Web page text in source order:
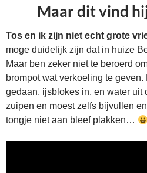
Maar dit vind
Tos en ik zijn niet echt grote
moge duidelijk zijn dat in huize
Maar ben zeker niet te beroerd
brompot wat verkoeling te
gedaan, ijsblokes in, en water uit
zuipen en moest zelfs bijvullen
tongje niet aan bleef plakken…